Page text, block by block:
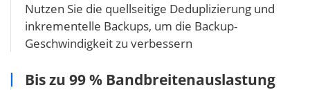
Nutzen Sie die quellseitige Deduplizierung und
inkrementelle Backups, um die Backup-
Geschwindigkeit zu verbessern
Bis zu 99 % Bandbreitenauslastung